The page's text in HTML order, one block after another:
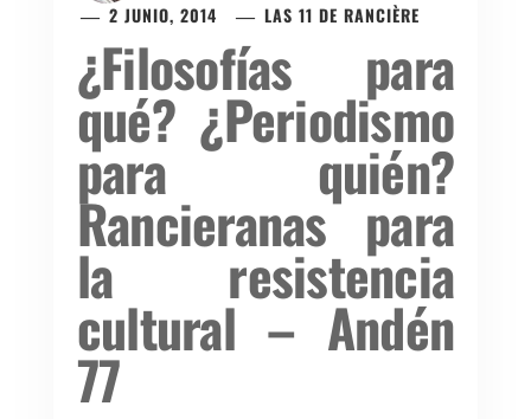
2 JUNIO, 2014
LAS 11 DE RANCIÈRE
¿Filosofías para
qué? ¿Periodismo
para quién?
Rancieranas para
la resistencia
cultural – Andén
77